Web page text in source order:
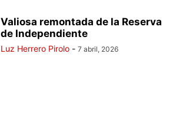
Valiosa remontada de la Reserva
de Independiente
Luz Herrero Pirolo - 7 abril, 2026